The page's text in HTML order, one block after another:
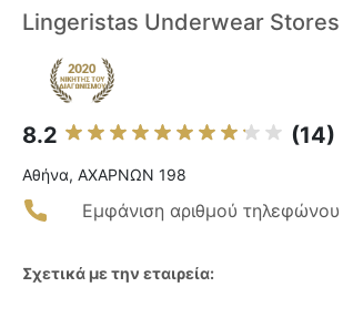
Lingeristas Underwear Stores
8.2 (14)
Αθήνα, ΑΧΑΡΝΩΝ 198
Εμφάνιση αριθμού τηλεφώνου
Σχετικά με την εταιρεία: